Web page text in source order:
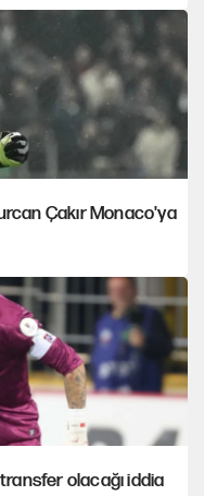
Çakır Monaco'ya
olacağı iddia